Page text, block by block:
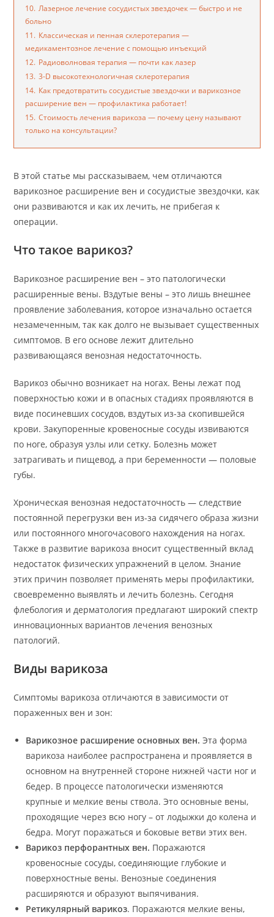
10. Лазерное лечение сосудистых звездочек — быстро и не
больно
11. Классическая и пенная склеротерапия —
медикаментозное лечение с помощью инъекций
12. Радиоволновая терапия — почти как лазер
13. 3-D высокотехнологичная склеротерапия
14. Как предотвратить сосудистые звездочки и варикозное
расширение вен — профилактика работает!
15. Стоимость лечения варикоза — почему цену называют
только на консультации?
В этой статье мы рассказываем, чем отличаются
варикозное расширение вен и сосудистые звездочки, как
они развиваются и как их лечить, не прибегая к
операции.
Что такое варикоз?
Варикозное расширение вен – это патологически
расширенные вены. Вздутые вены – это лишь внешнее
проявление заболевания, которое изначально остается
незамеченным, так как долго не вызывает существенных
симптомов. В его основе лежит длительно
развивающаяся венозная недостаточность.
Варикоз обычно возникает на ногах. Вены лежат под
поверхностью кожи и в опасных стадиях проявляются в
виде посиневших сосудов, вздутых из-за скопившейся
крови. Закупоренные кровеносные сосуды извиваются
по ноге, образуя узлы или сетку. Болезнь может
затрагивать и пищевод, а при беременности — половые
губы.
Хроническая венозная недостаточность — следствие
постоянной перегрузки вен из-за сидячего образа жизни
или постоянного многочасового нахождения на ногах.
Также в развитие варикоза вносит существенный вклад
недостаток физических упражнений в целом. Знание
этих причин позволяет применять меры профилактики,
своевременно выявлять и лечить болезнь. Сегодня
флебология и дерматология предлагают широкий спектр
инновационных вариантов лечения венозных
патологий.
Виды варикоза
Симптомы варикоза отличаются в зависимости от
пораженных вен и зон:
Варикозное расширение основных вен.Эта форма
варикоза наиболее распространена и проявляется в
основном на внутренней стороне нижней части ног и
бедер. В процессе патологически изменяются
крупные и мелкие вены ствола. Это основные вены,
проходящие через всю ногу – от лодыжки до колена и
бедра. Могут поражаться и боковые ветви этих вен.
Варикоз перфорантных вен. Поражаются
кровеносные сосуды, соединяющие глубокие и
поверхностные вены. Венозные соединения
расширяются и образуют выпячивания.
Ретикулярный варикоз. Поражаются мелкие вены,